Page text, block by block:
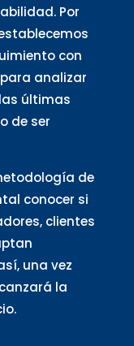
Por
con
analizar
últimas
de ser
de
conocer si
clientes
una vez
la